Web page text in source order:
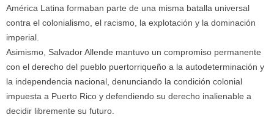
América Latina formaban parte de una misma batalla universal
contra el colonialismo, el racismo, la explotación y la dominación
imperial.
Asimismo, Salvador Allende mantuvo un compromiso permanente
con el derecho del pueblo puertorriqueño a la autodeterminación y
la independencia nacional, denunciando la condición colonial
impuesta a Puerto Rico y defendiendo su derecho inalienable a
decidir libremente su futuro.